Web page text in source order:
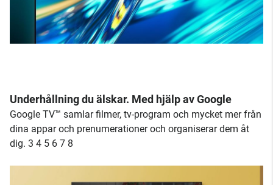
Underhållning du älskar. Med hjälp av Google
Google TV™ samlar filmer, tv-program och mycket mer från
dina appar och prenumerationer och organiserar dem åt
dig. 3 4 5 6 7 8